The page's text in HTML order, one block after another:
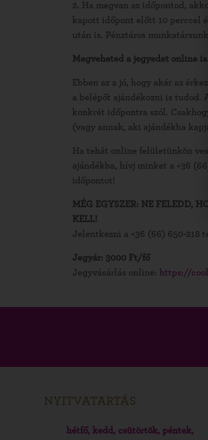
2. Ha megvan az időpontod,
kapott időpont előtt 10 perccel
után is. Pénztáros
Megveheted a jegyedet online is.
Ebben az a jó, hogy akár az
a belépőt ajándékozni is tudod.
konkrét időpontra szól.
(vagy annak, aki ajándékba
Ha tehát online felületünkön
ajándékba, hívj minket a +36
időpontot!
MÉG EGYSZER: NE FELEDD,
KELL!
Jelentkezni a +36 (66) 650-218
Jegyár: 3000 Ft/fő
Jegyvásárlás online: https://
NYITVATARTÁS
hétfő, kedd, csütörtök, péntek,